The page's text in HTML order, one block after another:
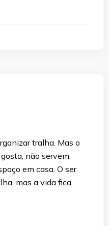
tralha. Mas o
não servem,
em casa. O ser
mas a vida fica